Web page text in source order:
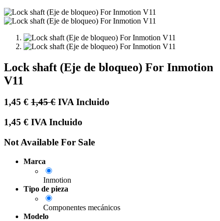
Lock shaft (Eje de bloqueo) For Inmotion
V11
1,45 € 1,45€ IVA Incluido
1,45 € IVA Incluido
Not Available For Sale
Marca
Inmotion
Tipo de pieza
Componentes mecánicos
Modelo